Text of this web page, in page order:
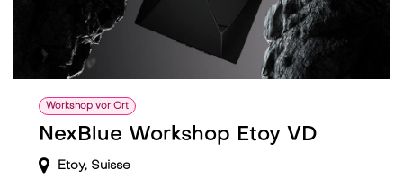
Workshop vor Ort
NexBlue Workshop Etoy VD
Etoy, Suisse